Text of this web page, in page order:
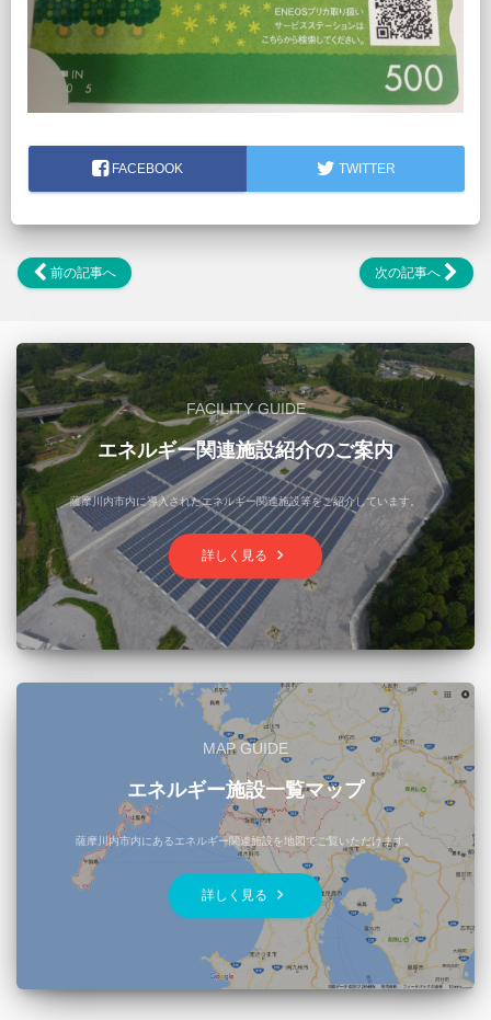
FACEBOOK TWITTER
前の記事へ 次の記事へ
FACILITY GUIDE
エネルギー関連施設紹介のご案内
薩摩川内市内に導入されたエネルギー関連施設等をご紹介しています。
詳しく見る keyboard_arrow_right
MAP GUIDE
エネルギー施設一覧マップ
薩摩川内市内にあるエネルギー関連施設を地図でご覧いただけます。
詳しく見る keyboard_arrow_right